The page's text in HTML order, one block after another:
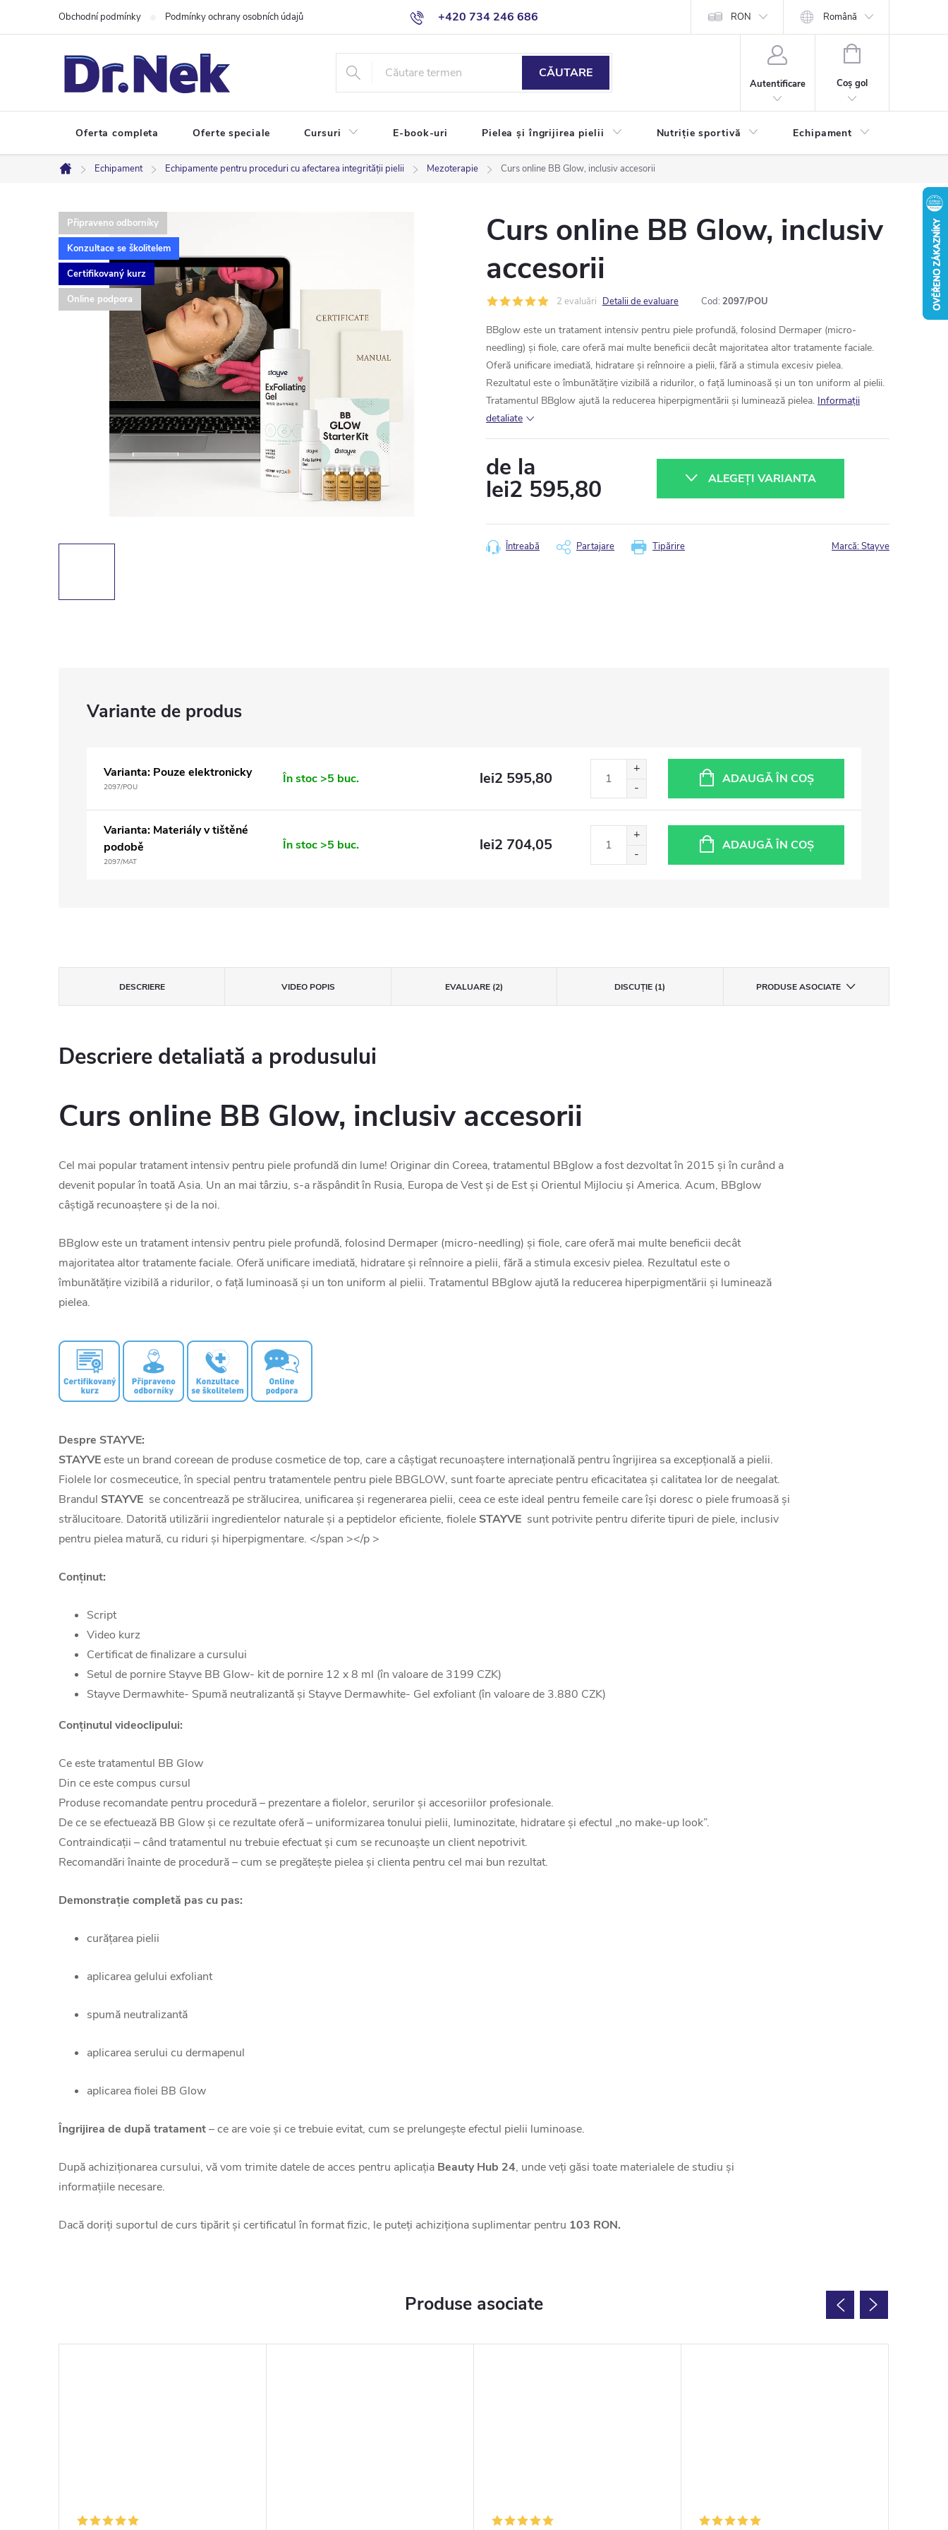
+420 734 246 686
Obchodní podmínky Podmínky ochrany osobních údajů RON Română
CĂUTARE
Autentificare
COŞ
CUMPĂRĂTURI
Coş gol
Oferta completa Oferte speciale Cursuri E-book-uri Pielea și îngrijirea pielii Nutriție sportivă Echipament
Acasă
Echipament Echipamente pentru proceduri cu afectarea integrității pielii Mezoterapie Curs online BB Glow, inclusiv accesorii
Připraveno odborníky
Konzultace se školitelem
Certifikovaný kurz
Online podpora
Curs online BB Glow, inclusiv
accesorii
2 evaluări Detalii de evaluare Cod: 2097/POU
BBglow este un tratament intensiv pentru piele profundă, folosind Dermaper (micro-
needling) și fiole, care oferă mai multe beneficii decât majoritatea altor tratamente faciale.
Oferă unificare imediată, hidratare și reînnoire a pielii, fără a stimula excesiv pielea.
Rezultatul este o îmbunătățire vizibilă a ridurilor, o față luminoasă și un ton uniform al pielii.
Tratamentul BBglow ajută la reducerea hiperpigmentării și luminează pielea. Informaţii
detaliate
de la
lei2 595,80
preţ:
ALEGEŢI VARIANTA
Tipărire
Întreabă Partajare Marcă:Stayve
Varianta: Pouze elektronicky
2097/POU
În stoc>5 buc. lei2 595,80 ADAUGĂ ÎN COŞ
Varianta: Materiály v tištěné
podobě
2097/MAT
În stoc>5 buc. lei2 704,05 ADAUGĂ ÎN COŞ
DESCRIERE VIDEO POPIS EVALUARE (2) DISCUŢIE (1) PRODUSE ASOCIATE
Descriere detaliată a produsului
Curs online BB Glow, inclusiv accesorii
Cel mai popular tratament intensiv pentru piele profundă din lume! Originar din Coreea, tratamentul BBglow a fost dezvoltat în 2015 și în curând a
devenit popular în toată Asia. Un an mai târziu, s-a răspândit în Rusia, Europa de Vest și de Est și Orientul Mijlociu și America. Acum, BBglow
câștigă recunoaștere și de la noi.
BBglow este un tratament intensiv pentru piele profundă, folosind Dermaper (micro-needling) și fiole, care oferă mai multe beneficii decât
majoritatea altor tratamente faciale. Oferă unificare imediată, hidratare și reînnoire a pielii, fără a stimula excesiv pielea. Rezultatul este o
îmbunătățire vizibilă a ridurilor, o față luminoasă și un ton uniform al pielii. Tratamentul BBglow ajută la reducerea hiperpigmentării și luminează
pielea.
Despre STAYVE:
STAYVEeste un brand coreean de produse cosmetice de top, care a câștigat recunoaștere internațională pentru îngrijirea sa excepțională a pielii.
Fiolele lor cosmeceutice, în special pentru tratamentele pentru piele BBGLOW, sunt foarte apreciate pentru eficacitatea și calitatea lor de neegalat.
Brandul STAYVE se concentrează pe strălucirea, unificarea și regenerarea pielii, ceea ce este ideal pentru femeile care își doresc o piele frumoasă și
strălucitoare. Datorită utilizării ingredientelor naturale și a peptidelor eficiente, fiolele STAYVE sunt potrivite pentru diferite tipuri de piele, inclusiv
pentru pielea matură, cu riduri și hiperpigmentare. </span ></p >
Conținut:
Script
Video kurz
Certificat de finalizare a cursului
Setul de pornire Stayve BB Glow- kit de pornire 12 x 8 ml (în valoare de 3199 CZK)
Stayve Dermawhite- Spumă neutralizantă și Stayve Dermawhite- Gel exfoliant (în valoare de 3.880 CZK)
Conținutul videoclipului:
Ce este tratamentul BB Glow
Din ce este compus cursul
Produse recomandate pentru procedură – prezentare a fiolelor, serurilor și accesoriilor profesionale.
De ce se efectuează BB Glow și ce rezultate oferă – uniformizarea tonului pielii, luminozitate, hidratare și efectul „no make-up look”.
Contraindicații – când tratamentul nu trebuie efectuat și cum se recunoaște un client nepotrivit.
Recomandări înainte de procedură – cum se pregătește pielea și clienta pentru cel mai bun rezultat.
Demonstrație completă pas cu pas:
curățarea pielii
aplicarea gelului exfoliant
spumă neutralizantă
aplicarea serului cu dermapenul
aplicarea fiolei BB Glow
Îngrijirea de după tratament– ce are voie și ce trebuie evitat, cum se prelungește efectul pielii luminoase.
După achiziționarea cursului, vă vom trimite datele de acces pentru aplicația Beauty Hub 24, unde veți găsi toate materialele de studiu și
informațiile necesare.
Dacă doriți suportul de curs tipărit și certificatul în format fizic, le puteți achiziționa suplimentar pentru 103 RON.
Produse asociate